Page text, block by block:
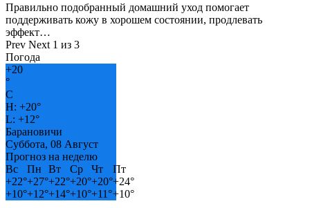
Правильно подобранный домашний уход помогает
поддерживать кожу в хорошем состоянии, продлевать
эффект…
Prev Next 1 из 3
Погода
+20
°
C
H: +20°
L: +12°
Барановичи
Суббота, 08 Август
Прогноз на неделю
Вс
Пн Вт Ср Чт
Пт
+22°+27°+22°+20°+20°+24°
+10°+12°+14°+10°+11°+10°